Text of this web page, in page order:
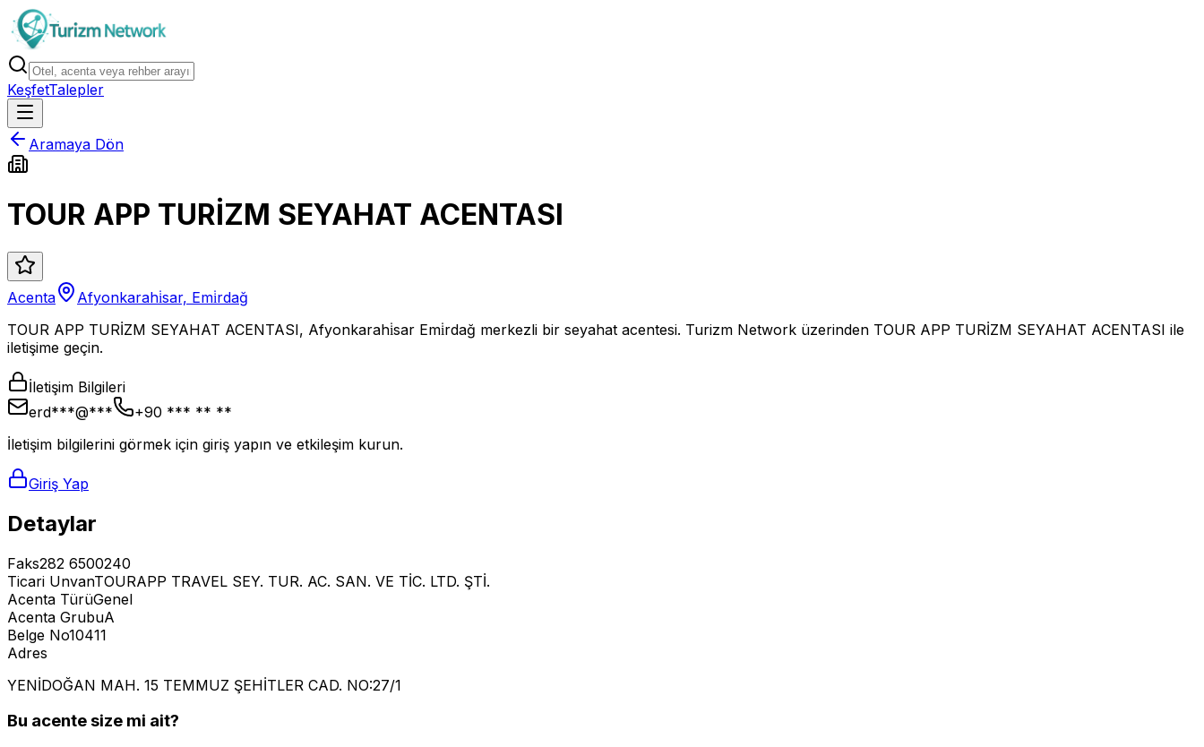
KeşfetTalepler
Aramaya Dön
TOUR APP TURİZM SEYAHAT ACENTASI
Acenta
Afyonkarahi̇sar, Emi̇rdağ
TOUR APP TURİZM SEYAHAT ACENTASI, Afyonkarahi̇sar Emi̇rdağ merkezli bir seyahat acentesi. Turizm Network üzerinden TOUR APP TURİZM SEYAHAT ACENTASI ile
iletişime geçin.
İletişim Bilgileri
erd***@***
+90 *** ** **
İletişim bilgilerini görmek için giriş yapın ve etkileşim kurun.
Giriş Yap
Detaylar
Faks282 6500240
Ticari UnvanTOURAPP TRAVEL SEY. TUR. AC. SAN. VE TİC. LTD. ŞTİ.
Acenta TürüGenel
Acenta GrubuA
Belge No10411
Adres
YENİDOĞAN MAH. 15 TEMMUZ ŞEHİTLER CAD. NO:27/1
Bu acente size mi ait?